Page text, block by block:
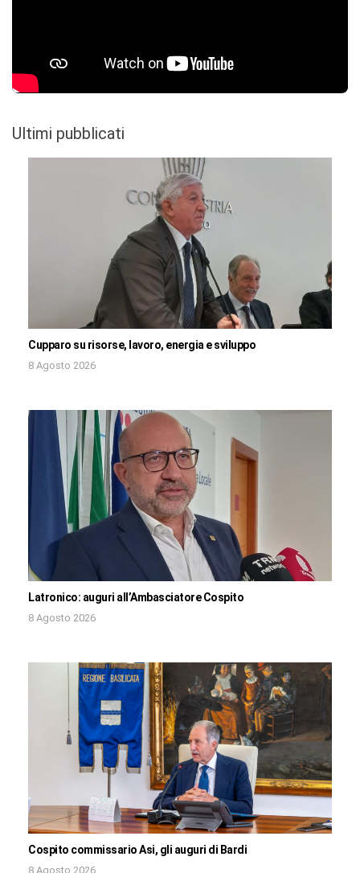
Ultimi pubblicati
Cupparo su risorse, lavoro, energia e sviluppo
8 Agosto 2026
Latronico: auguri all’Ambasciatore Cospito
8 Agosto 2026
Cospito commissario Asi, gli auguri di Bardi
8 Agosto 2026